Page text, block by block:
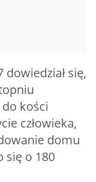
się,
do kości
człowieka,
domu
się o 180